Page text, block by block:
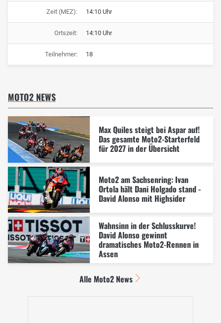
Zeit (MEZ): 14:10 Uhr
Ortszeit: 14:10 Uhr
Teilnehmer: 18
MOTO2 NEWS
Max Quiles steigt bei Aspar auf!
Das gesamte Moto2-Starterfeld
für 2027 in der Übersicht
Moto2 am Sachsenring: Ivan
Ortola hält Dani Holgado stand -
David Alonso mit Highsider
Wahnsinn in der Schlusskurve!
David Alonso gewinnt
dramatisches Moto2-Rennen in
Assen
Alle Moto2 News